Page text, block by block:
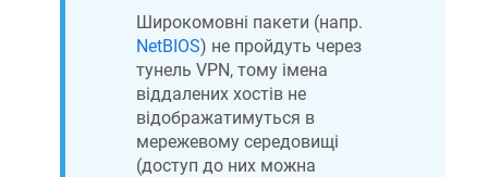
Широкомовні пакети (напр.
NetBIOS) не пройдуть через
тунель VPN, тому імена
віддалених хостів не
відображатимуться в
мережевому середовищі
(доступ до них можна